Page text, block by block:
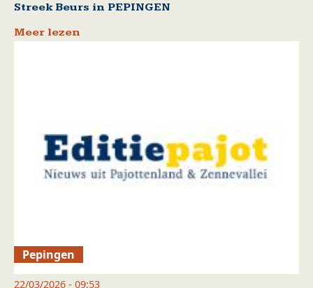
Streek Beurs in PEPINGEN
Meer lezen
Pepingen
22/03/2026 - 09:53